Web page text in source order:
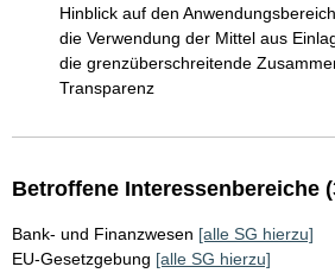
Hinblick auf den
die Verwendung der Mittel aus
die grenzüberschreitende
Transparenz
Betroffene Interessenbereiche
Bank- und Finanzwesen [alle SG hierzu]
EU-Gesetzgebung [alle SG hierzu]